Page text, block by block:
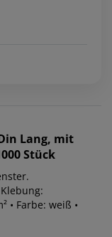
Lang, mit
Stück
• Farbe: weiß •